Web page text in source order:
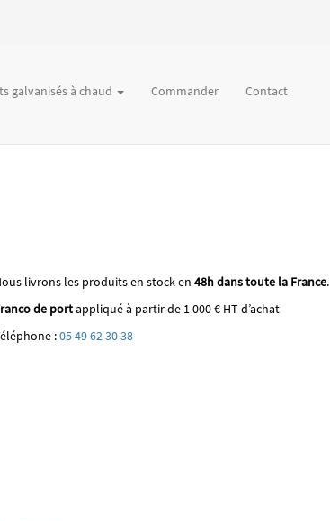
galvanisés à chaud Commander Contact
livrons les produits en stock en 48h dans toute la France.
de portappliqué à partir de 1 000 € HT d’achat
:05 49 62 30 38